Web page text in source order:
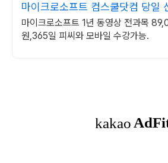
마이크로소프트 컴스쿨닷컴 당일
&결제시 기프티콘!
마이크로소프트 1년 동영상 전과목
원,365일 피씨와 모바일 수강가능.